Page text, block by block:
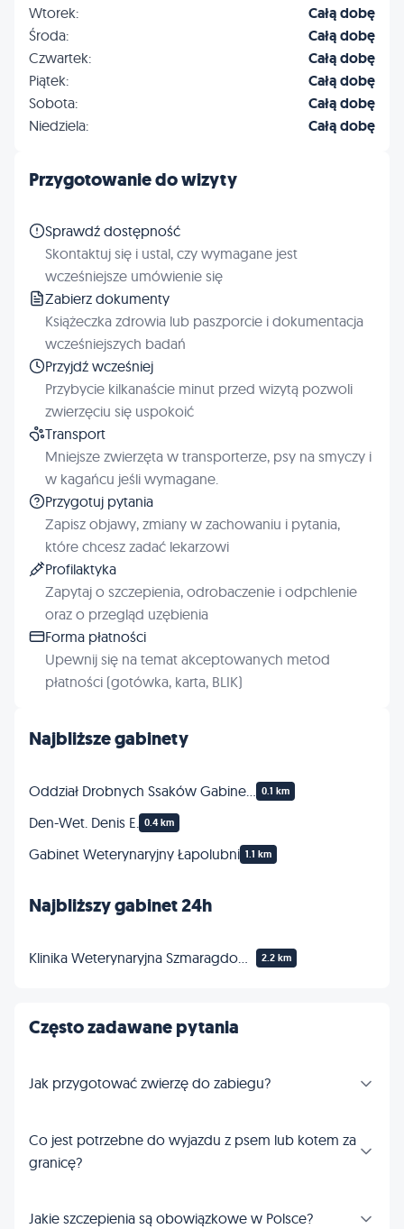
Najbliższe gabinety
0.1 km
Den-Wet. Denis E. 0.4 km
Gabinet Weterynaryjny Łapolubni 1.1 km
Najbliższy gabinet 24h
2.2 km
Często zadawane pytania
Jak przygotować zwierzę do zabiegu?
Co jest potrzebne do wyjazdu z psem lub kotem za
granicę?
Jakie szczepienia są obowiązkowe w Polsce?
Wtorek: Całą dobę
Środa: Całą dobę
Czwartek: Całą dobę
Piątek: Całą dobę
Sobota: Całą dobę
Niedziela: Całą dobę
Przygotowanie do wizyty
Sprawdź dostępność
Skontaktuj się i ustal, czy wymagane jest
wcześniejsze umówienie się
Zabierz dokumenty
Książeczka zdrowia lub paszporcie i dokumentacja
wcześniejszych badań
Przyjdź wcześniej
Przybycie kilkanaście minut przed wizytą pozwoli
zwierzęciu się uspokoić
Transport
Mniejsze zwierzęta w transporterze, psy na smyczy i
w kagańcu jeśli wymagane.
Przygotuj pytania
Zapisz objawy, zmiany w zachowaniu i pytania,
które chcesz zadać lekarzowi
Profilaktyka
Zapytaj o szczepienia, odrobaczenie i odpchlenie
oraz o przegląd uzębienia
Forma płatności
Upewnij się na temat akceptowanych metod
płatności (gotówka, karta, BLIK)